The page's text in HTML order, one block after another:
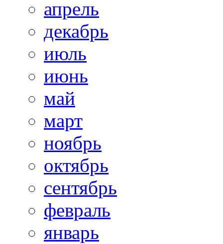
апрель
декабрь
июль
июнь
май
март
ноябрь
октябрь
сентябрь
февраль
январь